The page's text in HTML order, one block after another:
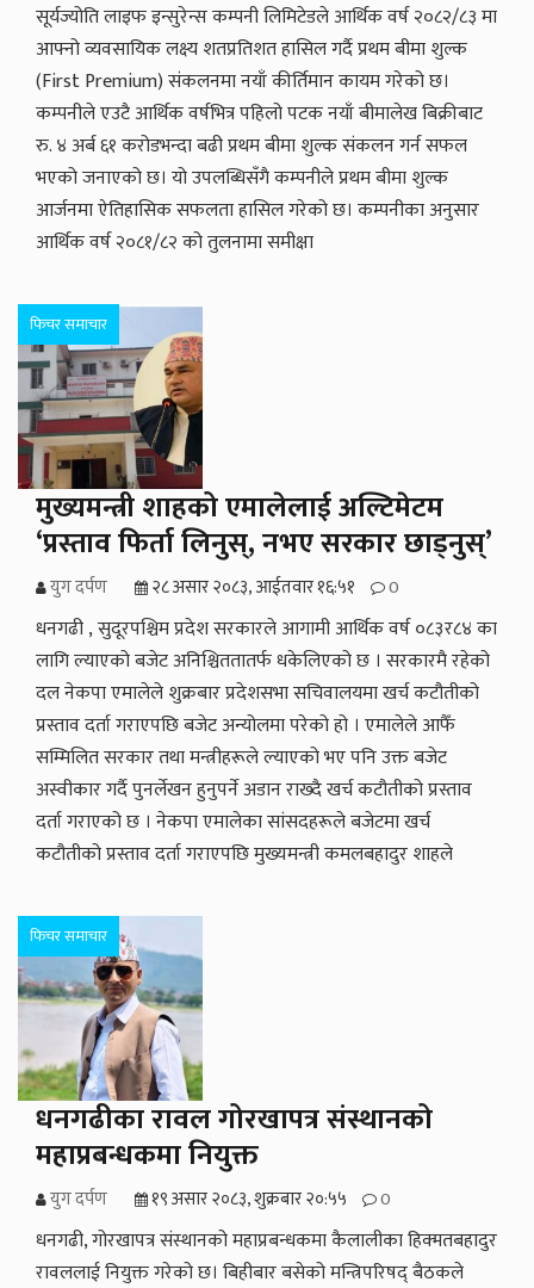
सूर्यज्योति लाइफ इन्सुरेन्स कम्पनी लिमिटेडले आर्थिक वर्ष २०८२/८३ मा
आफ्नो व्यवसायिक लक्ष्य शतप्रतिशत हासिल गर्दै प्रथम बीमा शुल्क
(First Premium) संकलनमा नयाँ कीर्तिमान कायम गरेको छ।
कम्पनीले एउटै आर्थिक वर्षभित्र पहिलो पटक नयाँ बीमालेख बिक्रीबाट
रु. ४ अर्ब ६१ करोडभन्दा बढी प्रथम बीमा शुल्क संकलन गर्न सफल
भएको जनाएको छ। यो उपलब्धिसँगै कम्पनीले प्रथम बीमा शुल्क
आर्जनमा ऐतिहासिक सफलता हासिल गरेको छ। कम्पनीका अनुसार
आर्थिक वर्ष २०८१/८२ को तुलनामा समीक्षा
फिचर समाचार
मुख्यमन्त्री शाहको एमालेलाई अल्टिमेटम
‘प्रस्ताव फिर्ता लिनुस्, नभए सरकार छाड्नुस्’
युग दर्पण २८ असार २०८३, आईतवार १६:५१ 0
धनगढी , सुदूरपश्चिम प्रदेश सरकारले आगामी आर्थिक वर्ष ०८३र८४ का
लागि ल्याएको बजेट अनिश्चिततातर्फ धकेलिएको छ । सरकारमै रहेको
दल नेकपा एमालेले शुक्रबार प्रदेशसभा सचिवालयमा खर्च कटौतीको
प्रस्ताव दर्ता गराएपछि बजेट अन्योलमा परेको हो । एमालेले आफैँ
सम्मिलित सरकार तथा मन्त्रीहरूले ल्याएको भए पनि उक्त बजेट
अस्वीकार गर्दै पुनर्लेखन हुनुपर्ने अडान राख्दै खर्च कटौतीको प्रस्ताव
दर्ता गराएको छ । नेकपा एमालेका सांसदहरूले बजेटमा खर्च
कटौतीको प्रस्ताव दर्ता गराएपछि मुख्यमन्त्री कमलबहादुर शाहले
फिचर समाचार
धनगढीका रावल गोरखापत्र संस्थानको
महाप्रबन्धकमा नियुक्त
युग दर्पण १९ असार २०८३, शुक्रबार २०:५५ 0
धनगढी, गोरखापत्र संस्थानको महाप्रबन्धकमा कैलालीका हिक्मतबहादुर
रावललाई नियुक्त गरेको छ। बिहीबार बसेको मन्त्रिपरिषद् बैठकले